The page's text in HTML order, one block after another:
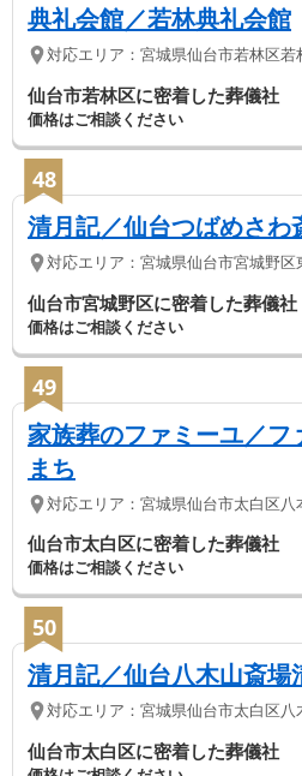
典礼会館／若林典礼会館
対応エリア： 宮城県仙台市若林区若
仙台市若林区に密着した葬儀社
価格はご相談ください
48
清月記／仙台つばめさわ
対応エリア： 宮城県仙台市宮城野区
仙台市宮城野区に密着した葬儀社
価格はご相談ください
49
家族葬のファミーユ／フ
まち
対応エリア： 宮城県仙台市太白区八
仙台市太白区に密着した葬儀社
価格はご相談ください
50
清月記／仙台八木山斎場
対応エリア： 宮城県仙台市太白区八
仙台市太白区に密着した葬儀社